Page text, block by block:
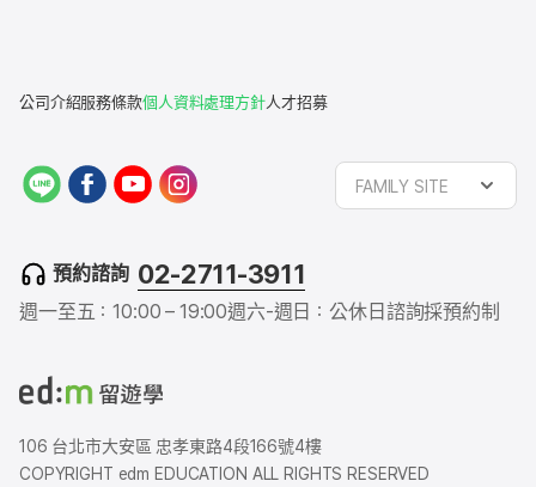
公司介紹服務條款個人資料處理方針人才招募
L
f
a
b
o
y
o
u
e
a
r
FAMILY SITE
預約諮詢 02-2711-3911
週一至五：10:00 – 19:00週六-週日：公休日 諮詢採預約制
106 台北市大安區 忠孝東路4段166號4樓
COPYRIGHT edm EDUCATION ALL RIGHTS RESERVED